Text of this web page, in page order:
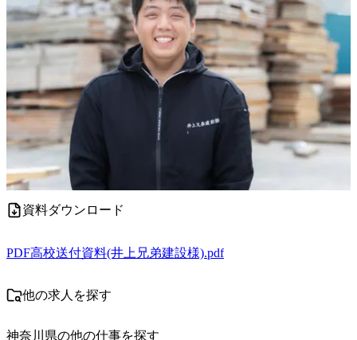
資料ダウンロード
PDF高校送付資料(井上兄弟建設様).pdf
他の求人を探す
神奈川県の他の仕事を探す